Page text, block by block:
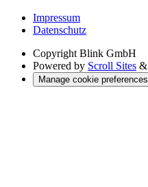
Impressum
Datenschutz
Copyright Blink GmbH
Powered by Scroll Sites &
Manage cookie preferences